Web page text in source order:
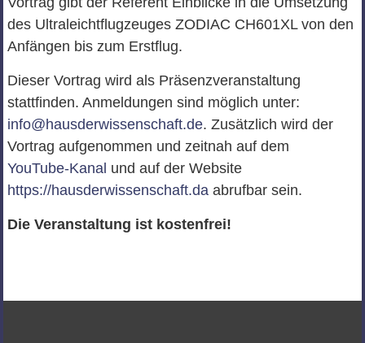
des Ultraleichtflugzeuges ZODIAC CH601XL von den
Anfängen bis zum Erstflug.
Dieser Vortrag wird als Präsenzveranstaltung
stattfinden. Anmeldungen sind möglich unter:
info@hausderwissenschaft.de. Zusätzlich wird der
Vortrag aufgenommen und zeitnah auf dem
YouTube-Kanal und auf der Website
https://hausderwissenschaft.da abrufbar sein.
Die Veranstaltung ist kostenfrei!